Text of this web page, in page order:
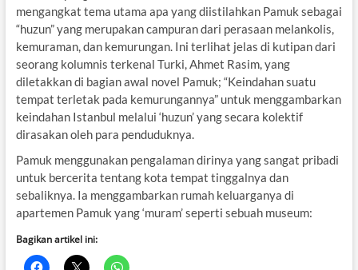
mengangkat tema utama apa yang diistilahkan Pamuk sebagai
“huzun” yang merupakan campuran dari perasaan melankolis,
kemuraman, dan kemurungan. Ini terlihat jelas di kutipan dari
seorang kolumnis terkenal Turki, Ahmet Rasim, yang
diletakkan di bagian awal novel Pamuk; “Keindahan suatu
tempat terletak pada kemurungannya” untuk menggambarkan
keindahan Istanbul melalui ‘huzun’ yang secara kolektif
dirasakan oleh para penduduknya.
Pamuk menggunakan pengalaman dirinya yang sangat pribadi
untuk bercerita tentang kota tempat tinggalnya dan
sebaliknya. Ia menggambarkan rumah keluarganya di
apartemen Pamuk yang ‘muram’ seperti sebuah museum:
Bagikan artikel ini: